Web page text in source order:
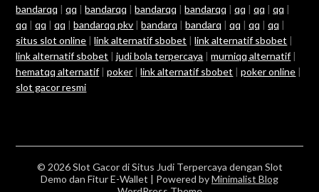
bandarqq |qq |bandarqq |bandarqq |bandarqq |qq |qq |qq |
qq |qq |qq |bandarqq pkv |bandarq |bandarq |qq |qq |qq |
situs slot online |link alternatif sbobet |link alternatif sbobet |
link alternatif sbobet |judi bola terpercaya |murniqq alternatif|
hematqq alternatif|poker |link alternatif sbobet |poker online |
slot gacor resmi
© 2026 Slot Gacor di Situs Judi Terpercaya dengan Slot
Demo dan Fitur E-Wallet | Powered byMinimalist Blog